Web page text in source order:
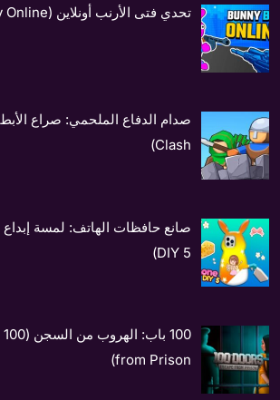
تحدي فتى الأرنب أونلاين (Bunny Boy Online)
Clash)
DIY 5)
from Prison)